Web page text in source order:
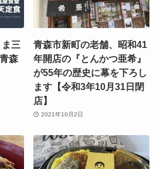
三
森
青森市新町の老舗、昭和41
年開店の『とんかつ亜希』
が55年の歴史に幕を下ろし
ます【令和3年10月31日閉
店】
2021年10月2日